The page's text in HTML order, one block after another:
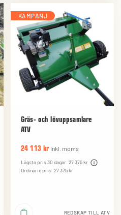
KAMPANJ
Gräs- och lövuppsamlare
ATV
24 113 kr Inkl. moms
Lägsta pris 30 dagar: 27 375 kr
Ordinarie pris: 27 375 kr
REDSKAP TILL ATV